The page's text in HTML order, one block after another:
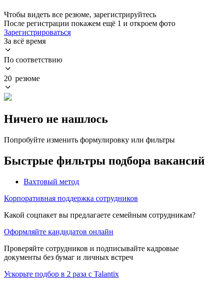
Чтобы видеть все резюме, зарегистрируйтесь
После регистрации покажем ещё 1 и откроем фото
Зарегистрироваться
За всё время
По соответствию
20 резюме
Ничего не нашлось
Попробуйте изменить формулировку или фильтры
Быстрые фильтры подбора вакансий
Вахтовый метод
Корпоративная поддержка сотрудников
Какой соцпакет вы предлагаете семейным сотрудникам?
Оформляйте кандидатов онлайн
Проверяйте сотрудников и подписывайте кадровые
документы без бумаг и личных встреч
Ускорьте подбор в 2 раза с Talantix